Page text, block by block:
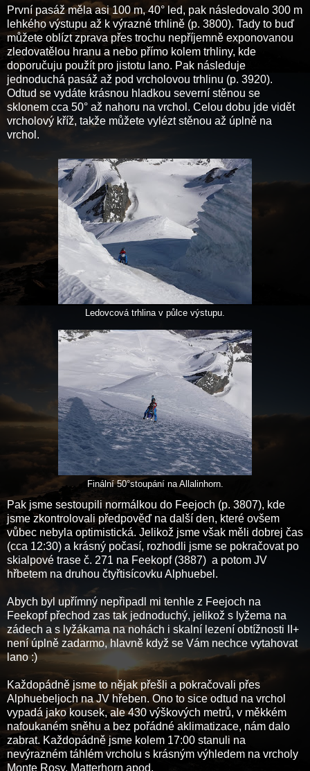
První pasáž měla asi 100 m, 40° led, pak následovalo 300 m
lehkého výstupu až k výrazné trhlině (p. 3800). Tady to buď
můžete oblízt zprava přes trochu nepříjemně exponovanou
zledovatělou hranu a nebo přímo kolem trhliny, kde
doporučuju použít pro jistotu lano. Pak následuje
jednoduchá pasáž až pod vrcholovou trhlinu (p. 3920).
Odtud se vydáte krásnou hladkou severní stěnou se
sklonem cca 50° až nahoru na vrchol. Celou dobu jde vidět
vrcholový kříž, takže můžete vylézt stěnou až úplně na
vrchol.
Ledovcová trhlina v půlce výstupu.
Finální 50°stoupání na Allalinhorn.
Pak jsme sestoupili normálkou do Feejoch (p. 3807), kde
jsme zkontrolovali předpověď na další den, které ovšem
vůbec nebyla optimistická. Jelikož jsme však měli dobrej čas
(cca 12:30) a krásný počasí, rozhodli jsme se pokračovat po
skialpové trase č. 271 na Feekopf (3887) a potom JV
hřbetem na druhou čtyřtisícovku Alphuebel.
Abych byl upřímný nepřipadl mi tenhle z Feejoch na
Feekopf přechod zas tak jednoduchý, jelikož s lyžema na
zádech a s lyžákama na nohách i skalní lezení obtížnosti II+
není úplně zadarmo, hlavně když se Vám nechce vytahovat
lano :)
Každopádně jsme to nějak přešli a pokračovali přes
Alphuebeljoch na JV hřeben. Ono to sice odtud na vrchol
vypadá jako kousek, ale 430 výškových metrů, v měkkém
nafoukaném sněhu a bez pořádné aklimatizace, nám dalo
zabrat. Každopádně jsme kolem 17:00 stanuli na
nevýrazném táhlém vrcholu s krásným výhledem na vrcholy
Monte Rosy, Matterhorn apod.